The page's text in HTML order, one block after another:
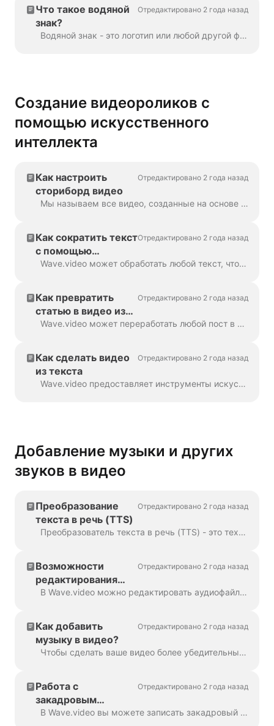
Что такое водяной
знак?
Отредактировано 2 года назад
Водяной знак - это логотип или любой другой фирменный знак, который отображается на протяжении всего видео. С помощью водяного знака вы можете брендировать свои видео...
Создание видеороликов с
помощью искусственного
интеллекта
Как настроить
сториборд видео
Отредактировано 2 года назад
Мы называем все видео, созданные на основе текста или записи в блоге, "раскадровкой видео", потому что в них есть сценарий, связанный с конкретными сценами видео. ...
Как сократить текст
с помощью
искусственного
сделать видео
Отредактировано 2 года назад
Wave.video может обработать любой текст, чтобы сделать видео, которое объяснит, о чем шла речь. Вы можете установить желаемую продолжительность и настроить автоматически генерируемый...
Как превратить
статью в видео из
URL-адреса
Отредактировано 2 года назад
Wave.video может переработать любой пост в блоге или статью в короткое видео, которое вкратце расскажет, о чем был текст. Мы используем алгоритмы искусственного интеллекта для извлечения мо...
Как сделать видео
из текста
Отредактировано 2 года назад
Wave.video предоставляет инструменты искусственного интеллекта для автоматического создания видео из текста. Wave подберет для вас подходящие стоковые видео и музыку. Текст будет в...
Добавление музыки и других
звуков в видео
Преобразование
текста в речь (TTS)
Отредактировано 2 года назад
Преобразователь текста в речь (TTS) - это технология, которая расшифровывает цифровой текст и синтезирует из него речь с помощью искусственного голоса. Когда речь идет...
Возможности
редактирования
аудио
Отредактировано 2 года назад
В Wave.video можно редактировать аудиофайл. Вот доступные варианты редактирования: Обрезать аудиофайл Изменить его громкость Добавить эффект затухания...
Как добавить
музыку в видео?
Отредактировано 2 года назад
Чтобы сделать ваше видео более убедительным, неплохо добавить к нему звуковую дорожку. Чтобы добавить музыку или любой другой звук, нажмите на звуковую дорожку на временной шкале ...
Работа с
закадровым
голосом
Отредактировано 2 года назад
В Wave.video вы можете записать закадровый голос прямо в редакторе при создании видео. Щелкните на звуковой дорожке и выберите Запись голоса: Voiceover 7...